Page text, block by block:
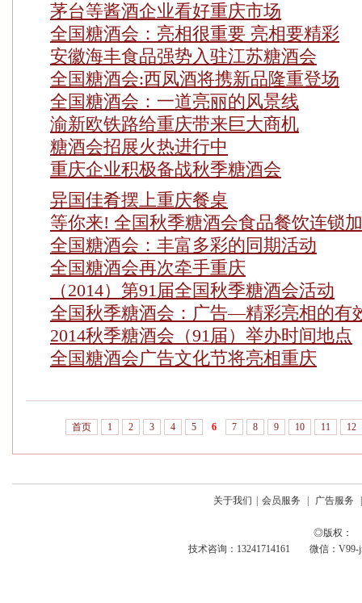
茅台等酱酒企业看好重庆市场
全国糖酒会：亮相很重要 亮相要精彩
安徽海丰食品强势入驻江苏糖酒会
全国糖酒会:西凤酒将携新品隆重登场
全国糖酒会：一道亮丽的风景线
渝新欧铁路给重庆带来巨大商机
糖酒会招展火热进行中
重庆企业积极备战秋季糖酒会
异国佳肴摆上重庆餐桌
等你来! 全国秋季糖酒会食品餐饮连锁
全国糖酒会：丰富多彩的同期活动
全国糖酒会再次牵手重庆
（2014）第91届全国秋季糖酒会活动
全国秋季糖酒会：广告—精彩亮相的有
2014秋季糖酒会（91届）举办时间地点
全国糖酒会广告文化节将亮相重庆
首页 1 2 3 4 5 6 7 8 9 10 11 12
关于我们 会员服务 广告服务
◎版权：
技术咨询：13241714161 微信：V99-